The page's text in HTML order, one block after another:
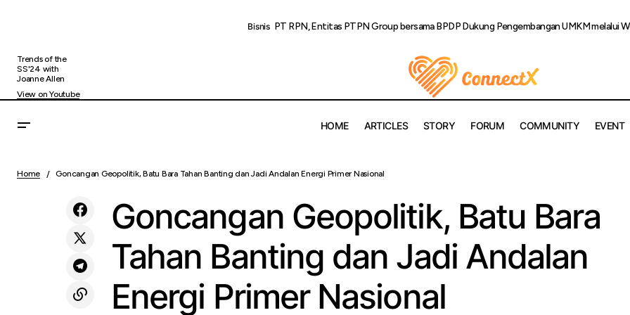
Bisnis PT RPN, Entitas PTPN Group bersama BPDP Dukung Pengembangan UMKM melalui
Trends of the
SS'24 with
Joanne Allen
View on Youtube
HOME ARTICLES STORY FORUM COMMUNITY EVENT
Arus Mudik Lebaran 2026
Uncategorized Nasional
Home Goncangan Geopolitik, Batu Bara Tahan Banting dan Jadi Andalan Energi Primer Nasional
Goncangan Geopolitik, Batu Bara
Tahan Banting dan Jadi Andalan
Energi Primer Nasional